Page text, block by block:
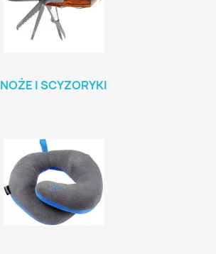
NOŻE I SCYZORYKI